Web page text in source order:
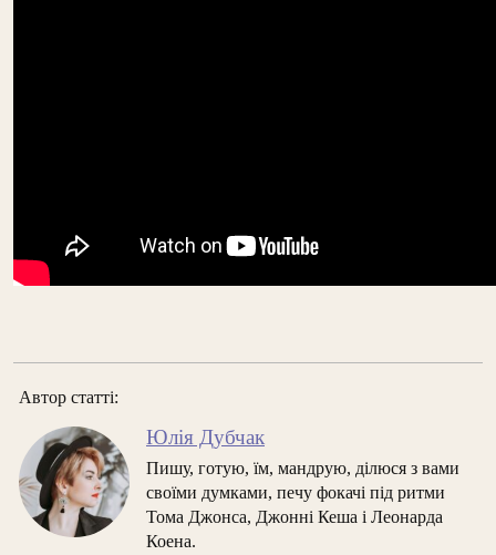
Автор статті:
Юлія Дубчак
Пишу, готую, їм, мандрую, ділюся з вами
своїми думками, печу фокачі під ритми
Тома Джонса, Джонні Кеша і Леонарда
Коена.